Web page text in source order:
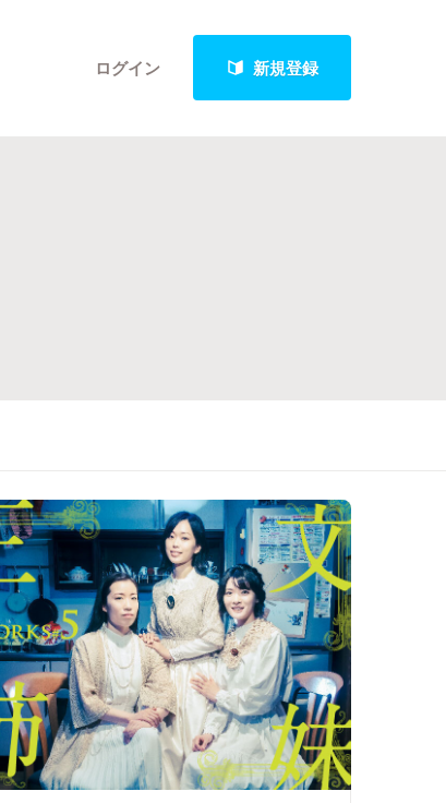
ログイン 新規登録